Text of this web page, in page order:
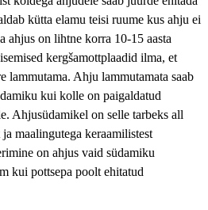
kütta elamu teisi ruume kus ahju ei
ahjus on lihtne korra 10-15 aasta
kergšamottplaadid ilma, et
lammutama. Ahju lammutamata saab
kui kolle on paigaldatud
Ahjusüdamikel on selle tarbeks all
maalingutega keraamilistest
on ahjus vaid südamiku
kui pottsepa poolt ehitatud